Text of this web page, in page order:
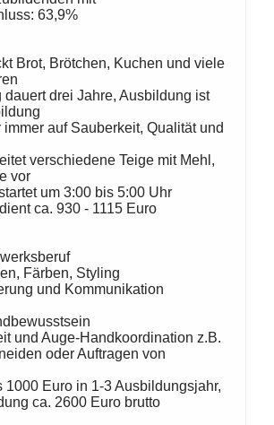
63,9%
Brot, Brötchen, Kuchen und viele
dauert drei Jahre, Ausbildung ist
immer auf Sauberkeit, Qualität und
verschiedene Teige mit Mehl,
vor
um 3:00 bis 5:00 Uhr
ca. 930 - 1115 Euro
Färben, Styling
und Kommunikation
und Auge-Handkoordination z.B.
oder Auftragen von
1000 Euro in 1-3 Ausbildungsjahr,
ca. 2600 Euro brutto